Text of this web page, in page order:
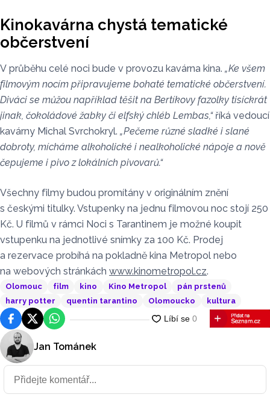
Kinokavárna chystá tematické
občerstvení
V průběhu celé noci bude v provozu kavárna kina. „Ke všem
filmovým nocím připravujeme bohaté tematické občerstvení.
Diváci se můžou například těšit na Bertíkovy fazolky tisíckrát
jinak, čokoládové žabky či elfský chléb Lembas,“říká vedoucí
kavárny Michal Svrchokryl. „Pečeme různé sladké i slané
dobroty, mícháme alkoholické i nealkoholické nápoje a nově
čepujeme i pivo z lokálních pivovarů.“
Všechny filmy budou promítány v originálním znění
s českými titulky. Vstupenky na jednu filmovou noc stojí 250
Kč. U filmů v rámci Noci s Tarantinem je možné koupit
vstupenku na jednotlivé snímky za 100 Kč. Prodej
a rezervace probíhá na pokladně kina Metropol nebo
na webových stránkách www.kinometropol.cz.
Olomouc film kino Kino Metropol
pán prstenů
harry potter
quentin tarantino Olomoucko kultura
FacebookPlatforma X
WhatsApp
Jan Tománek